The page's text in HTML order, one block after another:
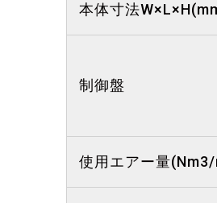
本体寸法
制御盤
使用エアー量